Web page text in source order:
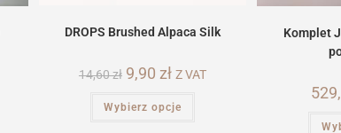
DROPS Brushed Alpaca Silk
14,60zł Pierwotna
cena
14,60 zł.
9,90 złAktualna
cena
9,90 zł.
Z VAT
Wybierz opcje
Komplet